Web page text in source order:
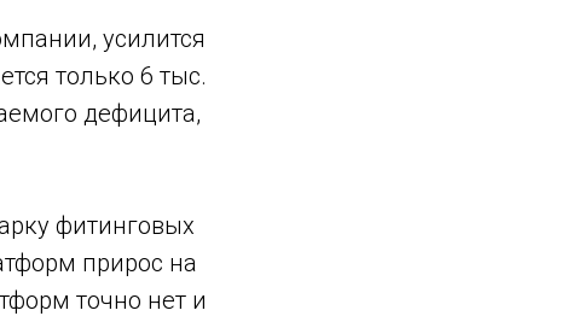
усилится
только 6 тыс.
дефицита,
фитинговых
прирос на
точно нет и